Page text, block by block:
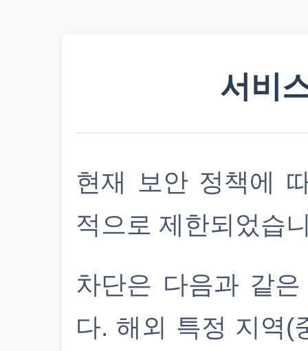
서비
현재 보안 정책에
적으로 제한되었습
차단은 다음과 같
다. 해외 특정 지역(